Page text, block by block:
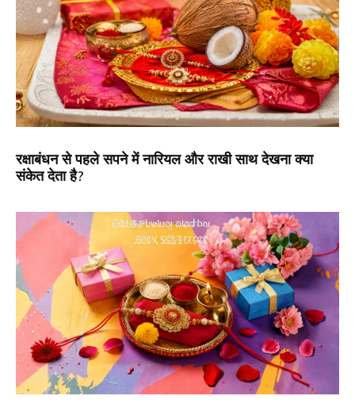
रक्षाबंधन से पहले सपने में नारियल और राखी साथ देखना क्या
संकेत देता है?